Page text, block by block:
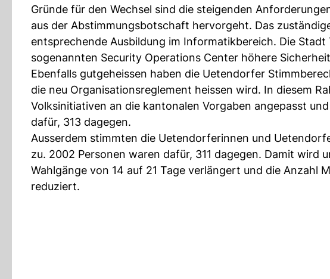
Gründe für den Wechsel sind die steigenden
aus der Abstimmungsbotschaft hervorgeht. Das
entsprechende Ausbildung im Informatikbereich. Die
sogenannten Security Operations Center höhere
Ebenfalls gutgeheissen haben die Uetendorfer
die neu Organisationsreglement heissen wird. In diesem
Volksinitiativen an die kantonalen Vorgaben angepasst
dafür, 313 dagegen.
Ausserdem stimmten die Uetendorferinnen und
zu. 2002 Personen waren dafür, 311 dagegen. Damit wird
Wahlgänge von 14 auf 21 Tage verlängert und die Anzahl
reduziert.